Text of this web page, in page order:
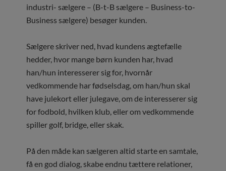
industri- sælgere – (B-t-B sælgere – Business-to-
Business sælgere) besøger kunden.
Sælgere skriver ned, hvad kundens ægtefælle
hedder, hvor mange børn kunden har, hvad
han/hun interesserer sig for, hvornår
vedkommende har fødselsdag, om han/hun skal
have julekort eller julegave, om de interesserer sig
for fodbold, hvilken klub, eller om vedkommende
spiller golf, bridge, eller skak.
På den måde kan sælgeren altid starte en samtale,
få en god dialog, skabe endnu tættere relationer,